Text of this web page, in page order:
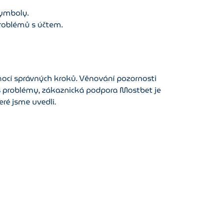
s účtem.
správných kroků. Věnování pozornosti
zákaznická podpora Mostbet je
jsme uvedli.